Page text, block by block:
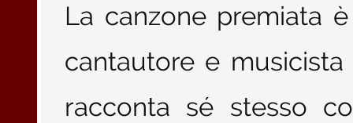
La canzone premiata
cantautore e
racconta sé stesso